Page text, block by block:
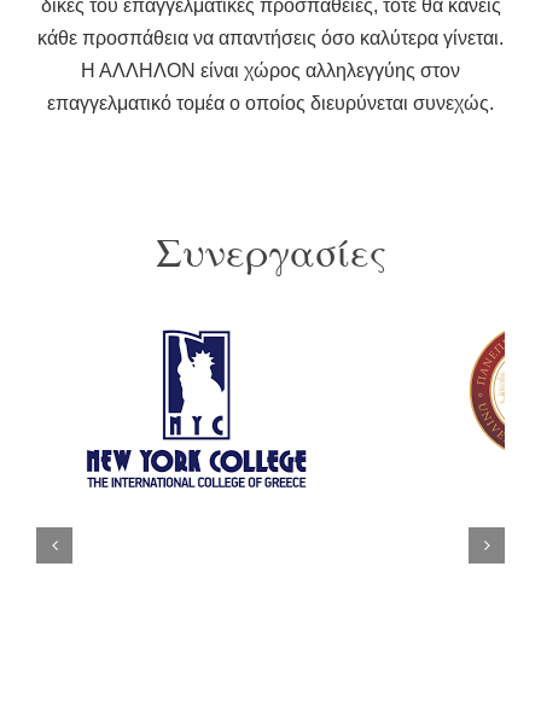
δικές του επαγγελματικές προσπάθειες, τότε θα κάνεις
κάθε προσπάθεια να απαντήσεις όσο καλύτερα γίνεται.
Η ΑΛΛΗΛΟΝ είναι χώρος αλληλεγγύης στον
επαγγελματικό τομέα ο οποίος διευρύνεται συνεχώς.
Συνεργασίες